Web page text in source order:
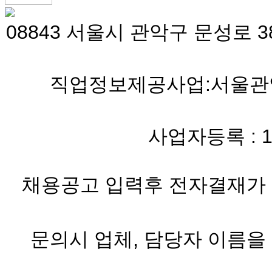
08843 서울시 관악구 문성로
직업정보제공사업:서울
사업자등록 :
채용공고 입력후 전자결재
문의시 업체, 담당자 이름